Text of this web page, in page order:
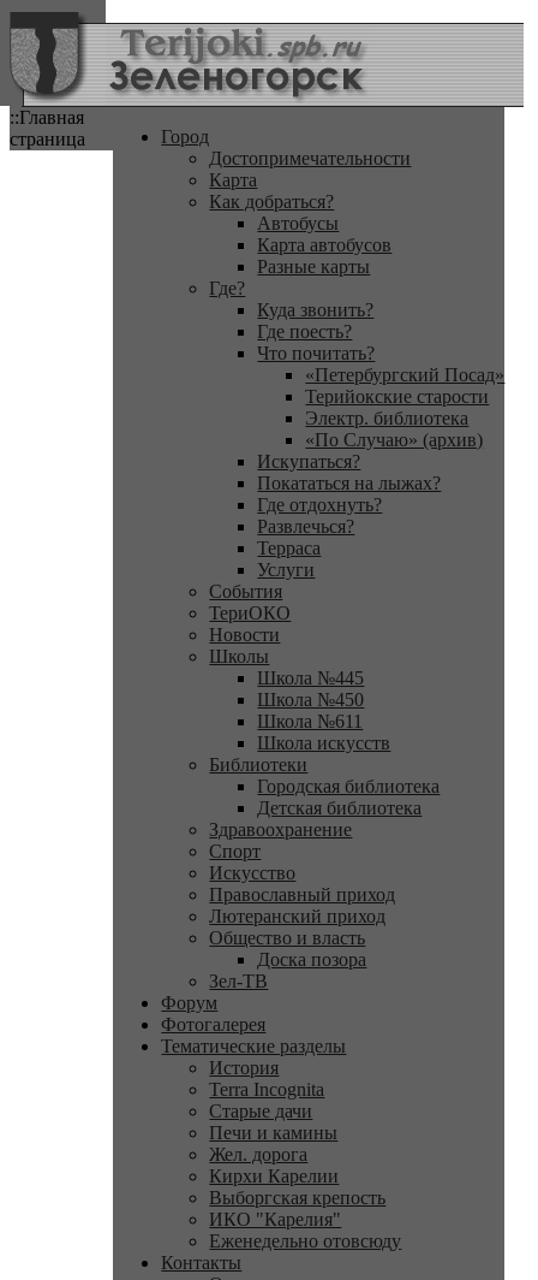
::Главная
страница
Город
Достопримечательности
Карта
Как добраться?
Автобусы
Карта автобусов
Разные карты
Где?
Куда звонить?
Где поесть?
Что почитать?
«Петербургский Посад»
Терийокские старости
Электр. библиотека
«По Случаю» (архив)
Искупаться?
Покататься на лыжах?
Где отдохнуть?
Развлечься?
Терраса
Услуги
События
ТериОКО
Новости
Школы
Школа №445
Школа №450
Школа №611
Школа искусств
Библиотеки
Городская библиотека
Детская библиотека
Здравоохранение
Спорт
Искусство
Православный приход
Лютеранский приход
Общество и власть
Доска позора
Зел-ТВ
Форум
Фотогалерея
Тематические разделы
История
Terra Incognita
Старые дачи
Печи и камины
Жел. дорога
Кирхи Карелии
Выборгская крепость
ИКО "Карелия"
Еженедельно отовсюду
Контакты